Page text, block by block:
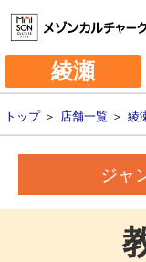
綾瀬
トップ＞ 店舗一覧 ＞ 綾
ジャ